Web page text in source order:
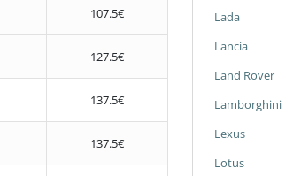
107.5€
127.5€
137.5€
137.5€
Lada
Lancia
Land Rover
Lamborghini
Lexus
Lotus